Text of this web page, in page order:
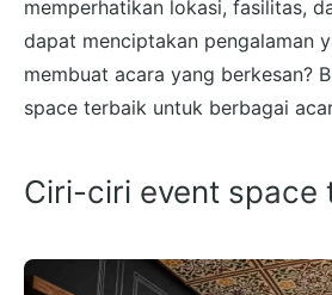
memperhatikan lokasi, fasilitas,
dapat menciptakan pengalaman
membuat acara yang berkesan?
space terbaik untuk berbagai
Ciri-ciri event space